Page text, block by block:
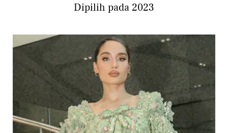
Dipilih pada 2023